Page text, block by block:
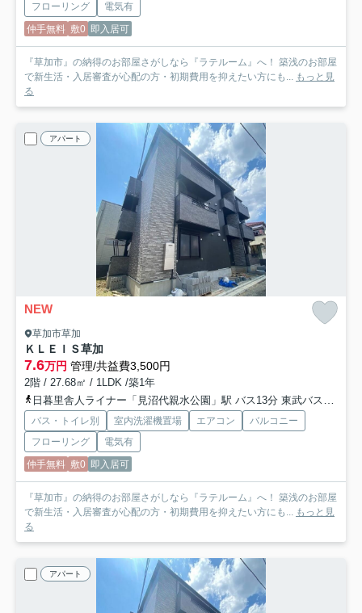
フローリング
電気有
仲手無料 敷0 即入居可
『草加市』の納得のお部屋さがしなら『ラテルーム』へ！ 築浅のお部屋
で新生活・入居審査が心配の方・初期費用を抑えたい方にも... もっと見
る
アパート
NEW
草加市草加
ＫＬＥＩＳ草加
7.6万円 管理/共益費3,500円
2階 / 27.68㎡ / 1LDK /築1年
日暮里舎人ライナー「見沼代親水公園」駅 バス13分 東武バス「駅入口〔草加駅西口〕」 停歩10分
バス・トイレ別 室内洗濯機置場 エアコン
バルコニー
フローリング
電気有
仲手無料 敷0 即入居可
『草加市』の納得のお部屋さがしなら『ラテルーム』へ！ 築浅のお部屋
で新生活・入居審査が心配の方・初期費用を抑えたい方にも... もっと見
る
アパート